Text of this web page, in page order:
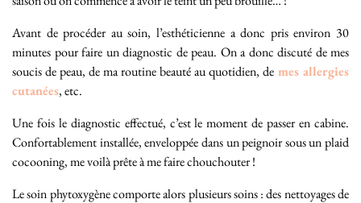
Avant de procéder au soin, l’esthéticienne a donc pris environ 30
minutes pour faire un diagnostic de peau. On a donc discuté de mes
soucis de peau, de ma routine beauté au quotidien, de mes allergies
cutanées, etc.
Une fois le diagnostic effectué, c’est le moment de passer en cabine.
Confortablement installée, enveloppée dans un peignoir sous un plaid
cocooning, me voilà prête à me faire chouchouter !
Le soin phytoxygène comporte alors plusieurs soins : des nettoyages de